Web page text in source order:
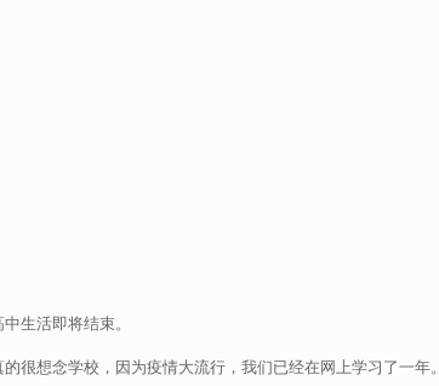
生活即将结束。
很想念学校，因为疫情大流行，我们已经在网上学习了一年。